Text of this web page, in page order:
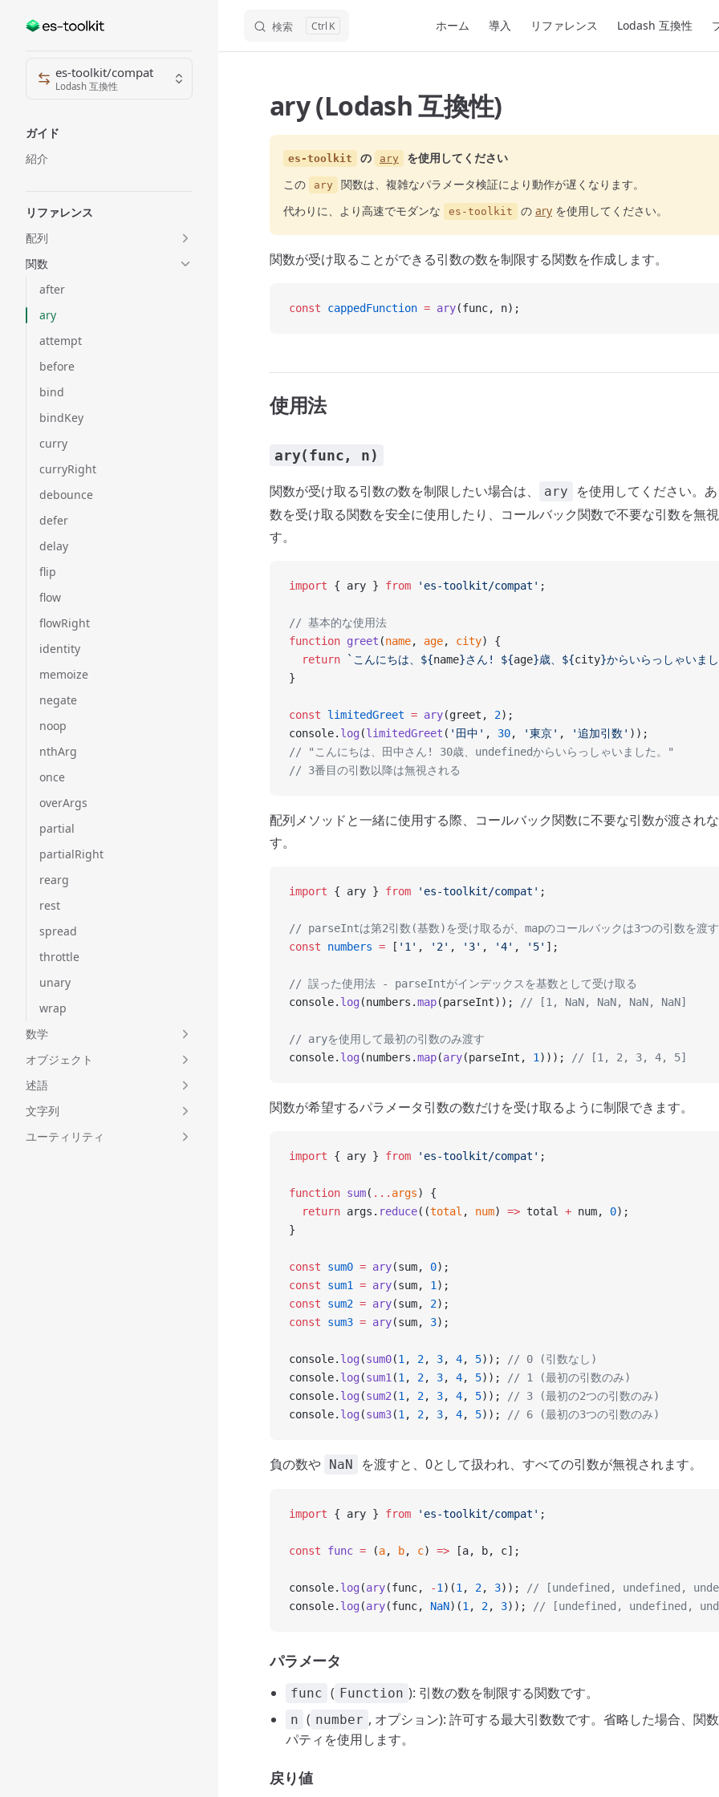
Skip to content 検索 K ホーム 導入 リファレンス Lodash 互換性
Sidebar Navigation
es-toolkit/compat
Lodash 互換性
ガイド
紹介
リファレンス
配列
関数
after
ary
attempt
before
bind
bindKey
curry
curryRight
debounce
defer
delay
flip
flow
flowRight
identity
memoize
negate
noop
nthArg
once
overArgs
partial
partialRight
rearg
rest
spread
throttle
unary
wrap
数学
オブジェクト
述語
文字列
ユーティリティ
ary (Lodash 互換性)
es-toolkit の ary
を使用してください
この
ary
関数は、複雑なパラメータ検証により動作が遅くなります。
代わりに、より高速でモダンな
es-toolkit の ary を使用してください。
関数が受け取ることができる引数の数を制限する関数を作成します。
const cappedFunction = ary(func, n);
使用法
ary(func, n)
関数が受け取る引数の数を制限したい場合は、 ary
を使用してください。
数を受け取る関数を安全に使用したり、コールバック関数で不要な引数を無
す。
import { ary } from 'es-toolkit/compat' ;
// 基本的な使用法
function greet (name, age, city) {
  return
`こんにちは、${name}さん! ${age}歳、${city}からいらっしゃいま
}
const limitedGreet = ary(greet, 2);
console. log (limitedGreet ( '田中' , 30, '東京' , '追加引数' ));
// "こんにちは、田中さん! 30歳、undefinedからいらっしゃいました。"
// 3番目の引数以降は無視される
配列メソッドと一緒に使用する際、コールバック関数に不要な引数が渡され
す。
import { ary } from 'es-toolkit/compat' ;
// parseIntは第2引数(基数)を受け取るが、mapのコールバックは3つの引数を渡す
const numbers = [ '1' , '2' , '3' , '4' , '5' ];
// 誤った使用法 - parseIntがインデックスを基数として受け取る
console. log (numbers.map(parseInt)); // [1, NaN, NaN, NaN, NaN]
// aryを使用して最初の引数のみ渡す
console. log (numbers.map(ary(parseInt, 1 ))); // [1, 2, 3, 4, 5]
関数が希望するパラメータ引数の数だけを受け取るように制限できます。
import { ary } from 'es-toolkit/compat' ;
function sum( ... args) {
  return
args. reduce((total , num) => total + num, 0);
}
const sum0 = ary(sum, 0);
const sum1 = ary(sum, 1 );
const sum2 = ary(sum, 2);
const sum3 = ary(sum, 3);
console. log (sum0(1 , 2, 3, 4, 5));
// 0 (引数なし)
console. log (sum1 (1 , 2, 3, 4, 5));
// 1 (最初の引数のみ)
console. log (sum2 (1 , 2, 3, 4, 5));
// 3 (最初の2つの引数のみ)
console. log (sum3(1 , 2, 3, 4, 5)); // 6 (最初の3つの引数のみ)
負の数や NaN を渡すと、0として扱われ、すべての引数が無視されます。
import { ary } from 'es-toolkit/compat' ;
const func = (a, b, c) => [a, b, c];
console. log (ary(func, -1 )(1 , 2, 3));
// [undefined, undefined,
console. log (ary(func, NaN)(1 , 2, 3)); // [undefined, undefined,
パラメータ
func ( Function ): 引数の数を制限する関数です。
n ( number , オプション): 許可する最大引数数です。省略した場合、関
パティを使用します。
戻り値